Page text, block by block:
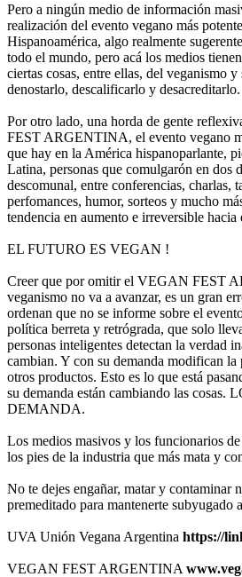
Pero a ningún medio de información
realización del evento vegano más
Hispanoamérica, algo realmente
todo el mundo, pero acá los medios
ciertas cosas, entre ellas, del veganismo y
denostarlo, descalificarlo y desacreditarlo.
Por otro lado, una horda de gente
FEST ARGENTINA, el evento vegano
que hay en la América hispanoparlante,
Latina, personas que comulgarón en dos
descomunal, entre conferencias, charlas,
perfomances, humor, sorteos y mucho
tendencia en aumento e irreversible hacia
EL FUTURO ES VEGAN !
Creer que por omitir el VEGAN FEST
veganismo no va a avanzar, es un gran
ordenan que no se informe sobre el
política berreta y retrógrada, que solo
personas inteligentes detectan la verdad
cambian. Y con su demanda modifican
otros productos. Esto es lo que está
su demanda están cambiando las
DEMANDA.
Los medios masivos y los funcionarios
los pies de la industria que más mata y
No te dejes engañar, matar y contaminar
premeditado para mantenerte subyugado
UVA Unión Vegana Argentina https://
VEGAN FEST ARGENTINA